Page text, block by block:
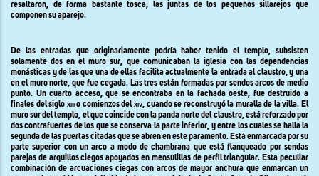
resaltaron, de forma bastante tosca, las juntas de los pequeños sillarejos que
componen su aparejo.
De las entradas que originariamente podría haber tenido el templo, subsisten
solamente dos en el muro sur, que comunicaban la iglesia con las dependencias
monásticas y de las que una de ellas facilita actualmente la entrada al claustro, y una
en el muro norte, que fue cegada. Las tres están formadas por sendos arcos de medio
punto. Un cuarto acceso, que se encontraba en la fachada oeste, fue destruido a
finales del siglo xiiio comienzos delxiv, cuando se reconstruyó la muralla de la villa. El
muro sur del templo, el que coincide con la panda norte del claustro, está reforzado por
dos contrafuertes de los que se conserva la parte inferior, y entre los cuales se halla la
segunda de las puertas citadas que se abren en este paramento. Está enmarcada por su
parte superior con un arco a modo de chambrana que está flanqueado por sendas
parejas de arquillos ciegos apoyados en mensulillas de perfil triangular. Esta peculiar
combinación de arcuaciones ciegas con arcos de mayor anchura que enmarcan un